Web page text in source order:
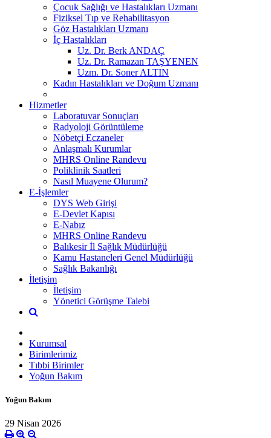
Çocuk Sağlığı ve Hastalıkları Uzmanı
Fiziksel Tıp ve Rehabilitasyon
Göz Hastalıkları Uzmanı
İç Hastalıkları
Uz. Dr. Berk ANDAÇ
Uz. Dr. Ramazan TAŞYENEN
Uzm. Dr. Soner ALTIN
Kadın Hastalıkları ve Doğum Uzmanı
Hizmetler
Laboratuvar Sonuçları
Radyoloji Görüntüleme
Nöbetçi Eczaneler
Anlaşmalı Kurumlar
MHRS Online Randevu
Poliklinik Saatleri
Nasıl Muayene Olurum?
E-İşlemler
DYS Web Girişi
E-Devlet Kapısı
E-Nabız
MHRS Online Randevu
Balıkesir İl Sağlık Müdürlüğü
Kamu Hastaneleri Genel Müdürlüğü
Sağlık Bakanlığı
İletişim
İletişim
Yönetici Görüşme Talebi
Kurumsal
Birimlerimiz
Tıbbi Birimler
Yoğun Bakım
Yoğun Bakım
29 Nisan 2026